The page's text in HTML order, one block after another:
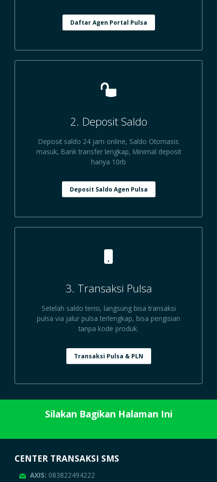
Daftar Agen Portal Pulsa
2. Deposit Saldo
Deposit saldo 24 jam online, Saldo Otomasis
masuk, Bank transfer lengkap, Minimal deposit
hanya 10rb
Deposit Saldo Agen Pulsa
3. Transaksi Pulsa
Setelah saldo terisi, langsung bisa transaksi
pulsa via jalur pulsa terlengkap, bisa pengisian
tanpa kode produk.
Transaksi Pulsa & PLN
Silakan Bagikan Halaman Ini
CENTER TRANSAKSI SMS
AXIS: 083822494222